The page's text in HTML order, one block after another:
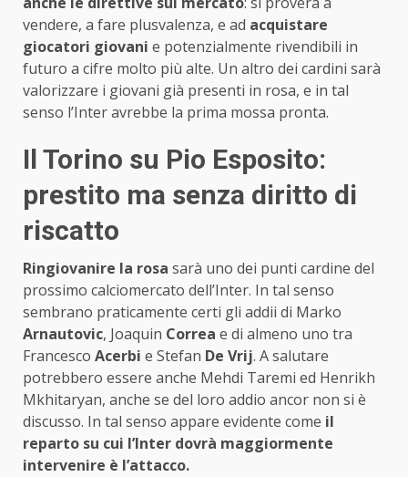
vendere, a fare plusvalenza, e ad acquistare
giocatori giovani e potenzialmente rivendibili in
futuro a cifre molto più alte. Un altro dei cardini sarà
valorizzare i giovani già presenti in rosa, e in tal
senso l’Inter avrebbe la prima mossa pronta.
Il Torino su Pio Esposito:
prestito ma senza diritto di
riscatto
Ringiovanire la rosa sarà uno dei punti cardine del
prossimo calciomercato dell’Inter. In tal senso
sembrano praticamente certi gli addii di Marko
Arnautovic, Joaquin Correa e di almeno uno tra
Francesco Acerbi e Stefan De Vrij. A salutare
potrebbero essere anche Mehdi Taremi ed Henrikh
Mkhitaryan, anche se del loro addio ancor non si è
discusso. In tal senso appare evidente come il
reparto su cui l’Inter dovrà maggiormente
intervenire è l’attacco.